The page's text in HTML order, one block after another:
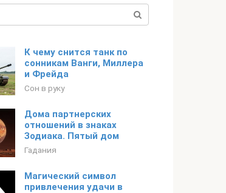
К чему снится танк по
сонникам Ванги, Миллера
и Фрейда
Сон в руку
Дома партнерских
отношений в знаках
Зодиака. Пятый дом
Гадания
Магический символ
привлечения удачи в